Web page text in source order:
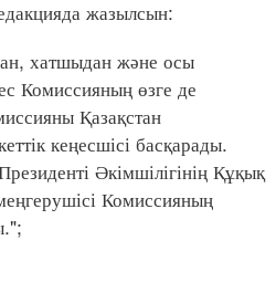
жазылсын:
хатшыдан және осы
Комиссияның өзге де
Қазақстан
кеңесшісі басқарады.
Әкімшілігінің Құқық
Комиссияның